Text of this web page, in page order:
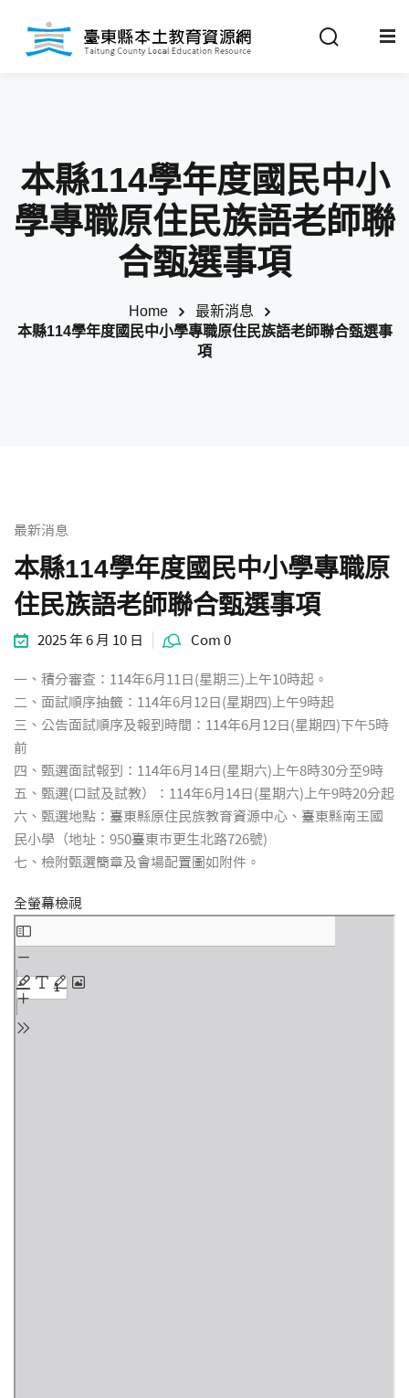
新消息
策法規
本縣114學年度國民中小
學專職原住民族語老師聯
合甄選事項
Home
最新消息
本縣114學年度國民中小學專職原住民族語老師聯合甄選事
項
最新消息
本縣114學年度國民中小學專職原
住民族語老師聯合甄選事項
2025 年 6 月 10 日 Com 0
一、積分審查：114年6月11日(星期三)上午10時起。
二、面試順序抽籤：114年6月12日(星期四)上午9時起
三、公告面試順序及報到時間：114年6月12日(星期四)下午5時
前
四、甄選面試報到：114年6月14日(星期六)上午8時30分至9時
五、甄選(口試及試教）：114年6月14日(星期六)上午9時20分起
六、甄選地點：臺東縣原住民族教育資源中心、臺東縣南王國
民小學（地址：950臺東市更生北路726號)
七、檢附甄選簡章及會場配置圖如附件。
全螢幕檢視
Sign in Sign up
Remember me Lost your password?